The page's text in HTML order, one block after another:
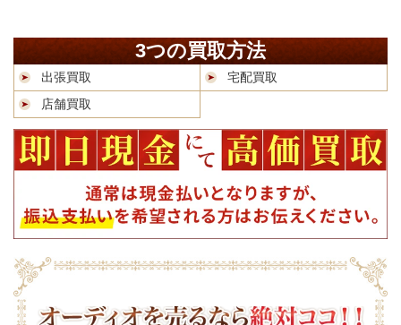
3つの買取方法
出張買取
宅配買取
店舗買取